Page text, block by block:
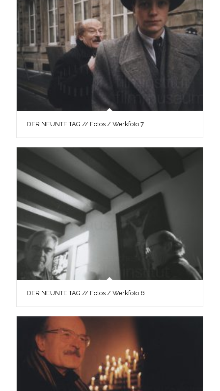
DER NEUNTE TAG // Fotos / Werkfoto 7
DER NEUNTE TAG // Fotos / Werkfoto 6